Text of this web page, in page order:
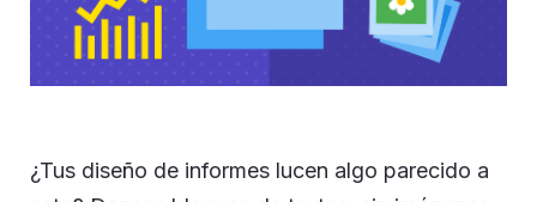
¿Tus diseño de informes lucen algo parecido a